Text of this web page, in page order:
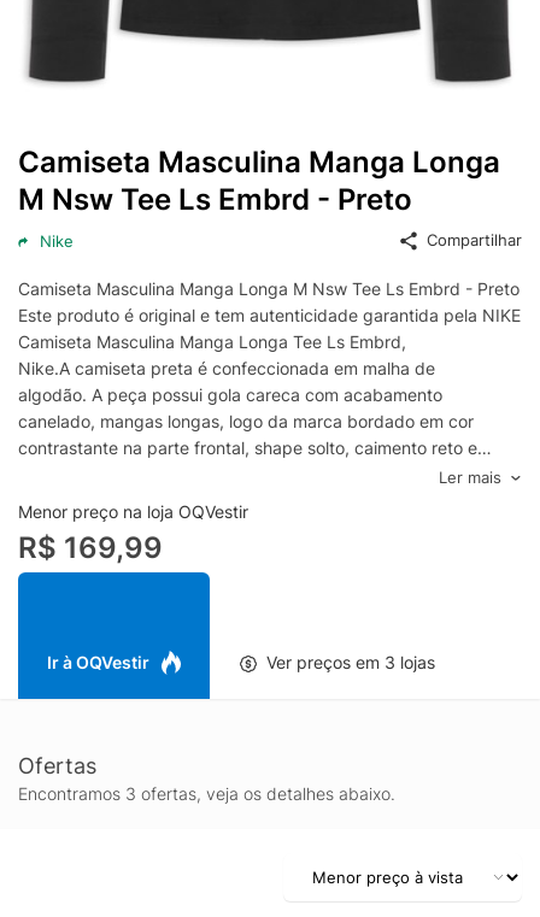
Camiseta Masculina Manga Longa
M Nsw Tee Ls Embrd - Preto
Nike Compartilhar
Camiseta Masculina Manga Longa M Nsw Tee Ls Embrd - Preto
Este produto é original e tem autenticidade garantida pela NIKE
Camiseta Masculina Manga Longa Tee Ls Embrd,
Nike.A camiseta preta é confeccionada em malha de
algodão. A peça possui gola careca com acabamento
canelado, mangas longas, logo da marca bordado em cor
contrastante na parte frontal, shape solto, caimento reto e
acabamento pespontado. - Modelagem regular, sugerimos o
tamanho padrão.- Lavar na máquinaComposição: 100%
AlgodãoCor: PretoMarca: Nike- Produto nacionalizado, entrega
imediata.
Ler mais
Menor preço na loja OQVestir
R$ 169,99
Ir à OQVestir Ver preços em 3 lojas
Ofertas
Encontramos 3 ofertas, veja os detalhes abaixo.